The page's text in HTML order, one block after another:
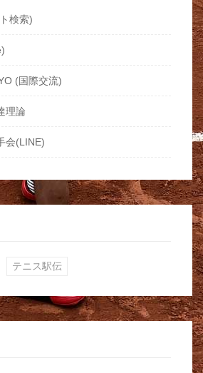
検索)
(国際交流)
理論
会(LINE)
テニス駅伝